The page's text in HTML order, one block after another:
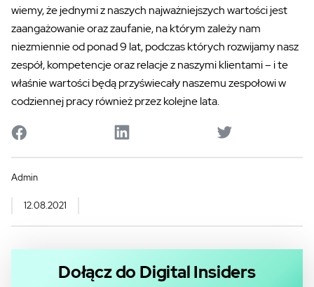
wiemy, że jednymi z naszych najważniejszych wartości jest
zaangażowanie oraz zaufanie, na którym zależy nam
niezmiennie od ponad 9 lat, podczasktórych rozwijamy nasz
zespół, kompetencje oraz relacje z naszymi klientami– i te
właśnie wartości będą przyświecały naszemu zespołowi w
codziennej pracy również przez kolejne lata.
Admin
12.08.2021
Dołącz do Digital Insiders